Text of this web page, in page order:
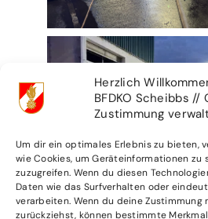
Herzlich
BFDKO Scheibbs //
Zustimmung
Um dir ein optimales Erlebnis zu bieten,
wie Cookies, um Geräteinformationen
zuzugreifen. Wenn du diesen
Daten wie das Surfverhalten oder
verarbeiten. Wenn du deine
zurückziehst, können bestimmte